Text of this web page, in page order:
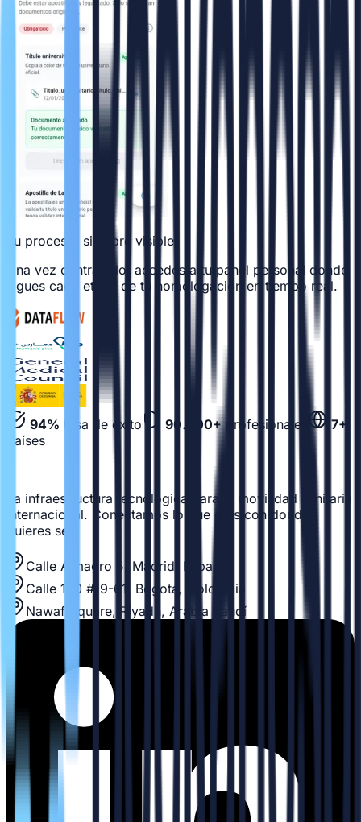
Tu proceso, siempre visible
Una vez contratado, accedes a tu panel personal donde
sigues cada etapa de tu homologación en tiempo real.
94% tasa de éxito 90.000+ profesionales
7+
países
La infraestructura tecnológica para la movilidad sanitaria
internacional. Conectamos lo que eres con donde
quieres ser.
Calle Almagro 5, Madrid, España
Calle 100 #19-61, Bogotá, Colombia
Nawaf Square, Riyadh, Arabia Saudí